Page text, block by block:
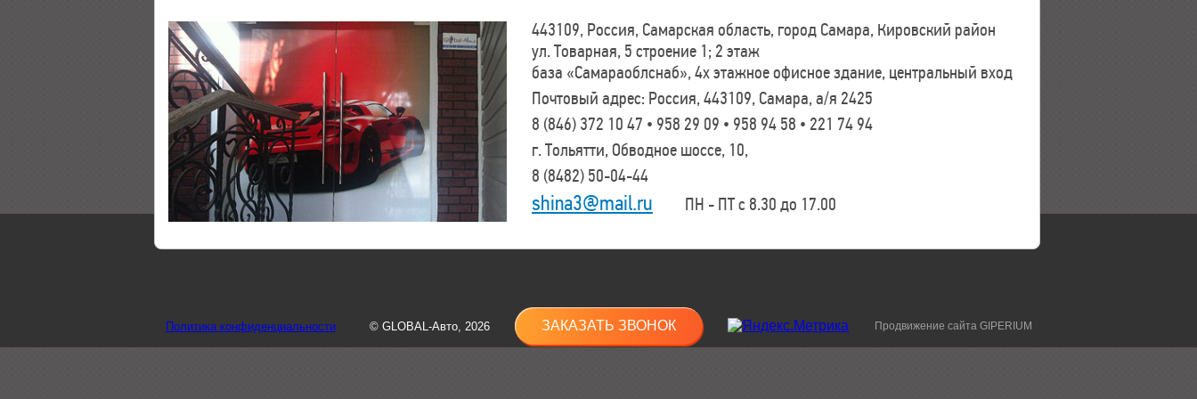
443109, Россия, Самарская область, город Самара, Кировский район
ул. Товарная, 5 строение 1; 2 этаж
база «Самараоблснаб», 4х этажное офисное здание, центральный вход
Почтовый адрес: Россия, 443109, Самара, а/я 2425
8 (846) 372 10 47 • 958 29 09 • 958 94 58 • 221 74 94
г. Тольятти, Обводное шоссе, 10,
8 (8482) 50-04-44
shina3@mail.ru ПН - ПТ с 8.30 до 17.00
Политика конфиденциальности © GLOBAL-Авто, 2026 ЗАКАЗАТЬ ЗВОНОК Продвижение сайта GIPERIUM